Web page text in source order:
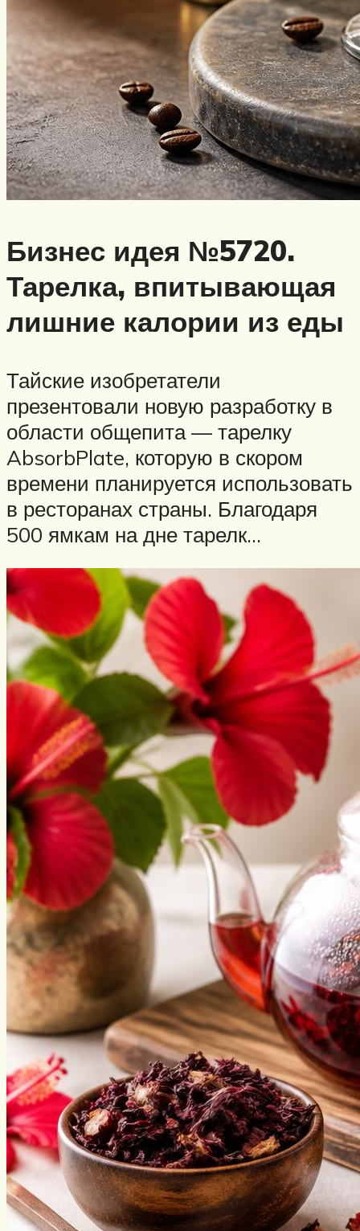
Бизнес идея №5720.
Тарелка, впитывающая
лишние калории из еды
Тайские изобретатели
презентовали новую разработку в
области общепита — тарелку
AbsorbPlate, которую в скором
времени планируется использовать
в ресторанах страны. Благодаря
500 ямкам на дне тарелк…